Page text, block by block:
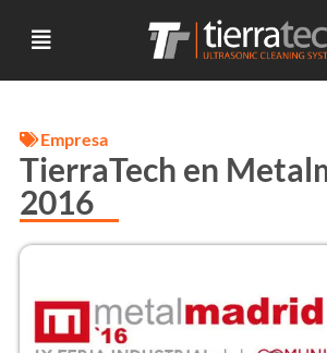
Empresa
TierraTech en
2016